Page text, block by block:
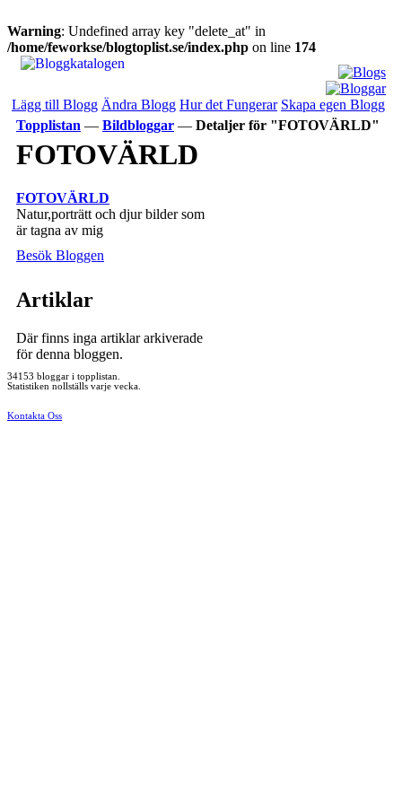
Warning: Undefined array key "delete_at" in
/home/feworkse/blogtoplist.se/index.php on line 174
Lägg till Blogg Ändra Blogg Hur det Fungerar Skapa egen Blogg
Topplistan — Bildbloggar — Detaljer för "FOTOVÄRLD"
FOTOVÄRLD
FOTOVÄRLD
Natur,porträtt och djur bilder som
är tagna av mig
Besök Bloggen
Artiklar
Där finns inga artiklar arkiverade
för denna bloggen.
34153 bloggar i topplistan.
Statistiken nollställs varje vecka.
Kontakta Oss